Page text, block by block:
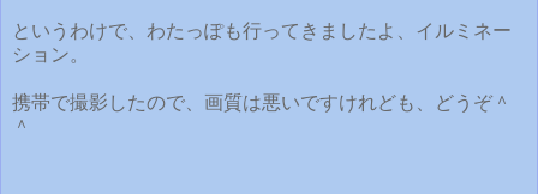
というわけで、わたっぽも行ってきましたよ、イルミネー
ション。
携帯で撮影したので、画質は悪いですけれども、どうぞ＾
＾